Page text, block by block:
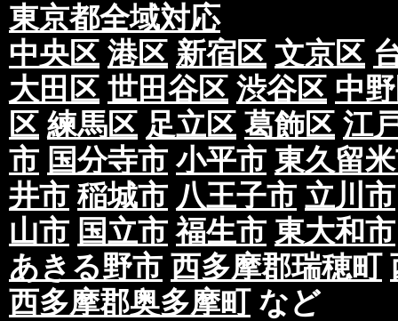
東京都全域対応
中央区 港区 新宿区 文京区
大田区 世田谷区 渋谷区 中
区 練馬区 足立区 葛飾区 江
市 国分寺市 小平市 東久留
井市 稲城市 八王子市 立川市
山市 国立市 福生市 東大和市
あきる野市 西多摩郡瑞穂町
西多摩郡奥多摩町など